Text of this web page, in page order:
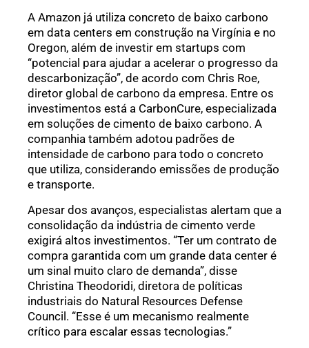
A Amazon já utiliza concreto de baixo carbono
em data centers em construção na Virgínia e no
Oregon, além de investir em startups com
“potencial para ajudar a acelerar o progresso da
descarbonização”, de acordo com Chris Roe,
diretor global de carbono da empresa. Entre os
investimentos está a CarbonCure, especializada
em soluções de cimento de baixo carbono. A
companhia também adotou padrões de
intensidade de carbono para todo o concreto
que utiliza, considerando emissões de produção
e transporte.
Apesar dos avanços, especialistas alertam que a
consolidação da indústria de cimento verde
exigirá altos investimentos. “Ter um contrato de
compra garantida com um grande data center é
um sinal muito claro de demanda”, disse
Christina Theodoridi, diretora de políticas
industriais do Natural Resources Defense
Council. “Esse é um mecanismo realmente
crítico para escalar essas tecnologias.”